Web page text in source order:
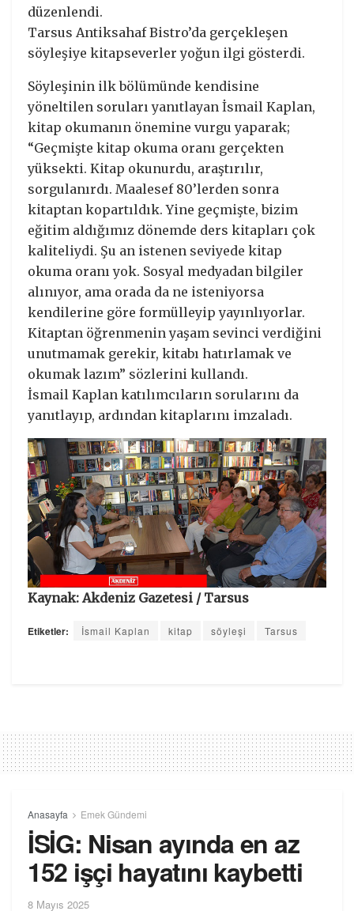
düzenlendi.
Tarsus Antiksahaf Bistro’da gerçekleşen
söyleşiye kitapseverler yoğun ilgi gösterdi.
Söyleşinin ilk bölümünde kendisine
yöneltilen soruları yanıtlayan İsmail Kaplan,
kitap okumanın önemine vurgu yaparak;
“Geçmişte kitap okuma oranı gerçekten
yüksekti. Kitap okunurdu, araştırılır,
sorgulanırdı. Maalesef 80’lerden sonra
kitaptan kopartıldık. Yine geçmişte, bizim
eğitim aldığımız dönemde ders kitapları çok
kaliteliydi. Şu an istenen seviyede kitap
okuma oranı yok. Sosyal medyadan bilgiler
alınıyor, ama orada da ne isteniyorsa
kendilerine göre formülleyip yayınlıyorlar.
Kitaptan öğrenmenin yaşam sevinci verdiğini
unutmamak gerekir, kitabı hatırlamak ve
okumak lazım” sözlerini kullandı.
İsmail Kaplan katılımcıların sorularını da
yanıtlayıp, ardından kitaplarını imzaladı.
Kaynak: Akdeniz Gazetesi / Tarsus
Etiketler: İsmail Kaplan kitap söyleşi Tarsus
Anasayfa Emek Gündemi
İSİG: Nisan ayında en az
152 işçi hayatını kaybetti
8 Mayıs 2025